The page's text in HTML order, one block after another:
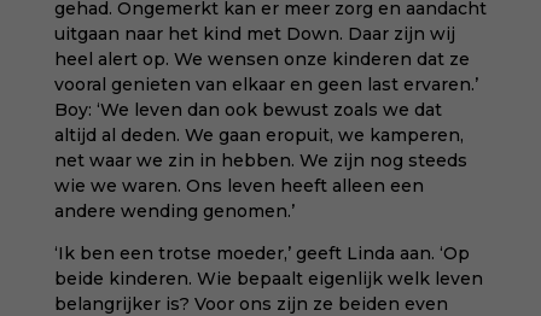
gehad. Ongemerkt kan er meer zorg en aandacht
uitgaan naar het kind met Down. Daar zijn wij
heel alert op. We wensen onze kinderen dat ze
vooral genieten van elkaar en geen last ervaren.’
Boy: ‘We leven dan ook bewust zoals we dat
altijd al deden. We gaan eropuit, we kamperen,
net waar we zin in hebben. We zijn nog steeds
wie we waren. Ons leven heeft alleen een
andere wending genomen.’
‘Ik ben een trotse moeder,’ geeft Linda aan. ‘Op
beide kinderen. Wie bepaalt eigenlijk welk leven
belangrijker is? Voor ons zijn ze beiden even